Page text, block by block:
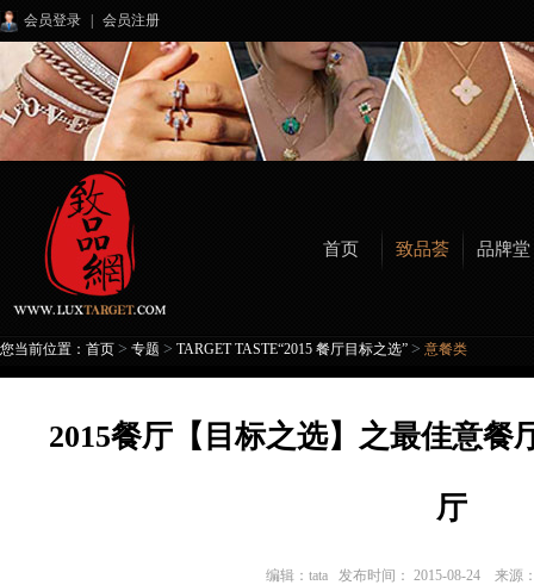
会员登录 会员注册
首页 致品荟 品牌堂
您当前位置： 首页 > 专题 > TARGET TASTE“2015 餐厅目标之选” > 意餐类
2015餐厅【目标之选】之最佳意餐
厅
编辑： tata 发布时间： 2015-08-24 来源